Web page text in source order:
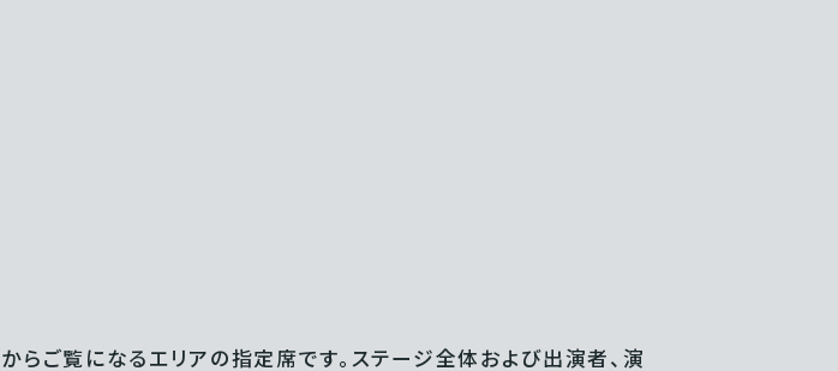
らご覧になるエリアの指定席です。ステージ全体および出演者、演